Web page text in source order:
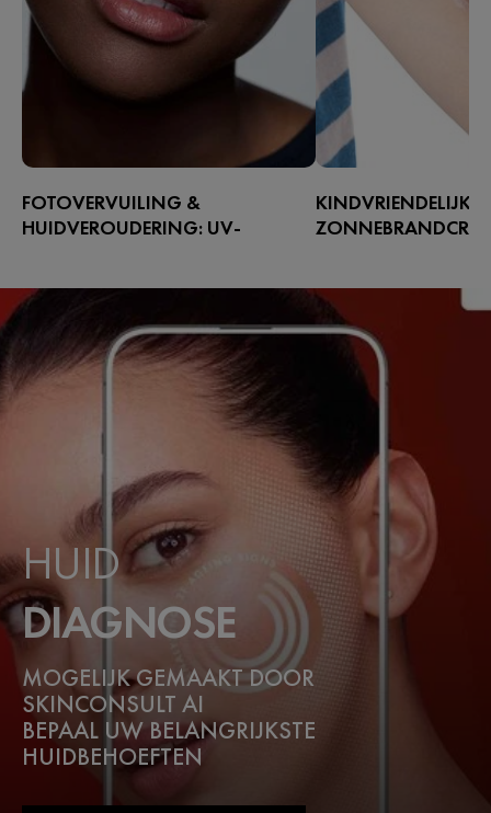
FOTOVERVUILING &
HUIDVEROUDERING: UV-
Fotovervuiling versnelt
huidveroudering. Ontdek hoe je de
huidbarrière in de stad beschermt met
onze verzorgende formules en
antioxiderende SPF.
KINDVRIENDELIJKE
Bescherm de
met de zachte
Ontdek onze tips en
kinderen helpen
HUID
DIAGNOSE
MOGELIJK GEMAAKT DOOR
SKINCONSULT AI
BEPAAL UW BELANGRIJKSTE
HUIDBEHOEFTEN